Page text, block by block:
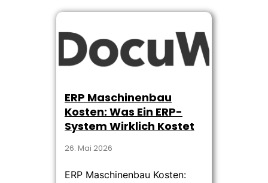
ERP Maschinenbau
Kosten: Was Ein ERP-
System Wirklich Kostet
26. Mai 2026
ERP Maschinenbau Kosten: